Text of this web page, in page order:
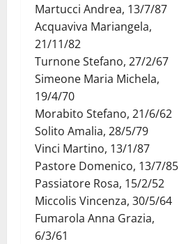
Martucci Andrea, 13/7/87
Acquaviva Mariangela,
21/11/82
Turnone Stefano, 27/2/67
Simeone Maria Michela,
19/4/70
Morabito Stefano, 21/6/62
Solito Amalia, 28/5/79
Vinci Martino, 13/1/87
Pastore Domenico, 13/7/85
Passiatore Rosa, 15/2/52
Miccolis Vincenza, 30/5/64
Fumarola Anna Grazia,
6/3/61